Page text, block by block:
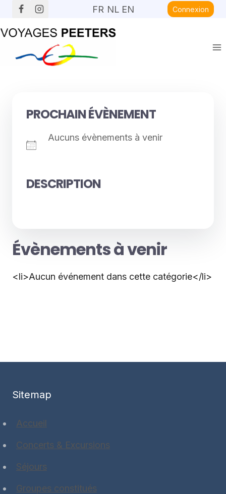
contenu
FR NL EN Connexion
PROCHAIN ÉVÈNEMENT
Aucuns évènements à venir
DESCRIPTION
Évènements à venir
<li>Aucun événement dans cette catégorie</li>
Sitemap
Accueil
Concerts & Excursions
Séjours
Groupes constitués